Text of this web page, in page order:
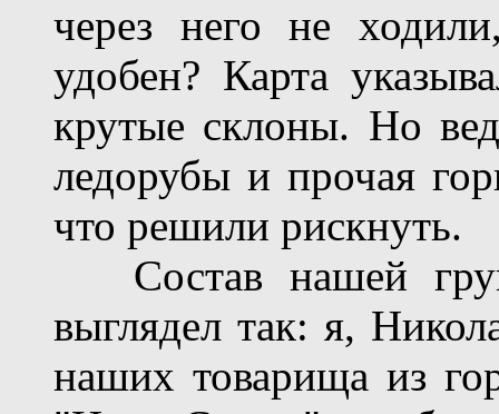
через него не
удобен? Карта
крутые склоны. Но
ледорубы и прочая
что решили рискнуть.
Состав нашей
выглядел так: я,
наших товарища из